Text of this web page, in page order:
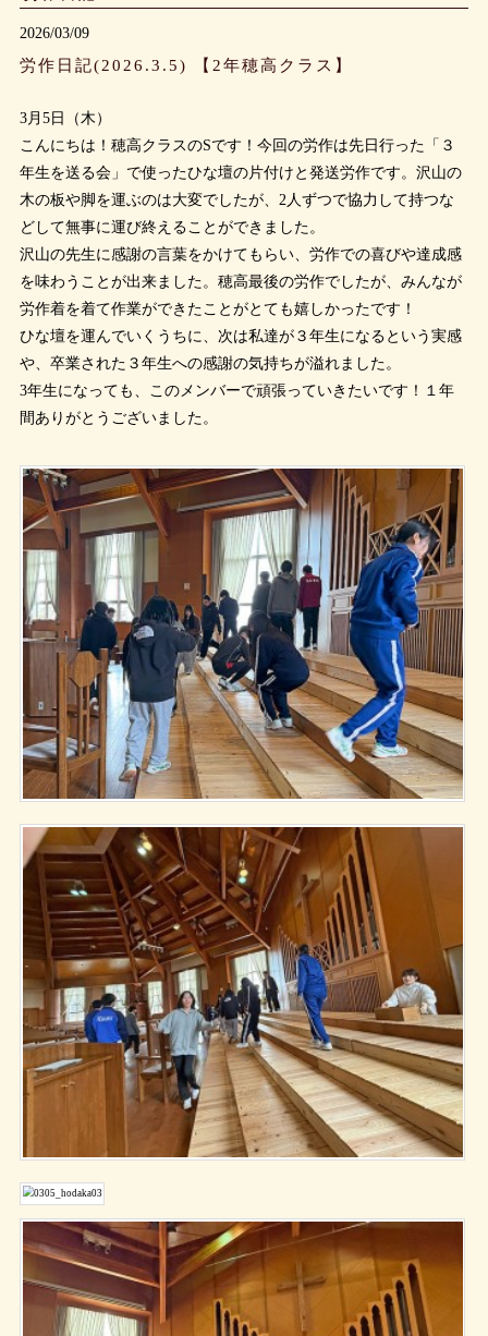
2026/03/09
労作日記(2026.3.5) 【2年穂高クラス】
3月5日（木）
こんにちは！穂高クラスのSです！今回の労作は先日行った「３
年生を送る会」で使ったひな壇の片付けと発送労作です。沢山の
木の板や脚を運ぶのは大変でしたが、2人ずつで協力して持つな
どして無事に運び終えることができました。
沢山の先生に感謝の言葉をかけてもらい、労作での喜びや達成感
を味わうことが出来ました。穂高最後の労作でしたが、みんなが
労作着を着て作業ができたことがとても嬉しかったです！
ひな壇を運んでいくうちに、次は私達が３年生になるという実感
や、卒業された３年生への感謝の気持ちが溢れました。
3年生になっても、このメンバーで頑張っていきたいです！１年
間ありがとうございました。